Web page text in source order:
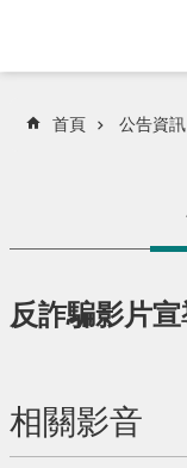
首頁 公告資訊
反詐騙影片
相關影音